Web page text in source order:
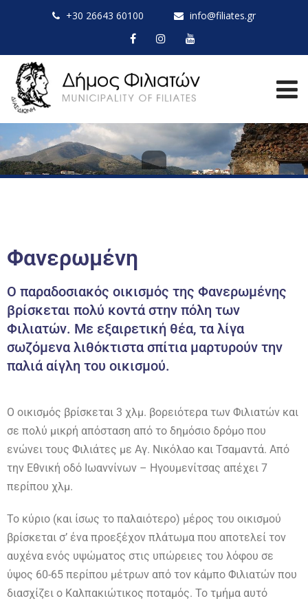
+30 26643 60100 info@filiates.gr
Φανερωμένη
Ο παραδοσιακός οικισμός της Φανερωμένης
βρίσκεται πολύ κοντά στην πόλη των
Φιλιατών. Με εξαιρετική θέα, τα λίγα
σωζόμενα λιθόκτιστα σπίτια μαρτυρούν την
παλιά αίγλη του οικισμού.​
Ο οικισμός βρίσκεται 3 χλμ. βορειότερα των Φιλιατών και
σε πολύ μικρή απόσταση από το δημόσιο δρόμο που
ενώνει τους Φιλιάτες με Αγ. Νικόλαο και Τσαμαντά. Από
την Εθνική οδό Ιωαννίνων – Ηγουμενίτσας απέχει 7
περίπου χλμ.
Το κύριο (και ίσως το παλαιότερο) μέρος του οικισμού
βρίσκεται σ’ ένα προεξέχον πλάτωμα που αποτελεί τον
αυχένα ενός υψώματος στις υπώρειες του λόφου σε
ύψος 60-65 περίπου μέτρων από τον κάμπο Φιλιατών που
διασχίζει ο Καλπακιώτικος ποταμός. Το τμήμα αυτό